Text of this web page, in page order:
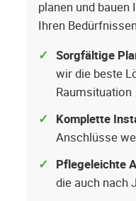
planen und bauen
Ihren
Sorgfältige
wir die beste
Raumsituation
Komplette
Anschlüsse
Pflegeleichte
die auch nach